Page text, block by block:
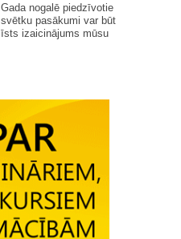
Gada nogalē piedzīvotie
svētku pasākumi var būt
īsts izaicinājums mūsu